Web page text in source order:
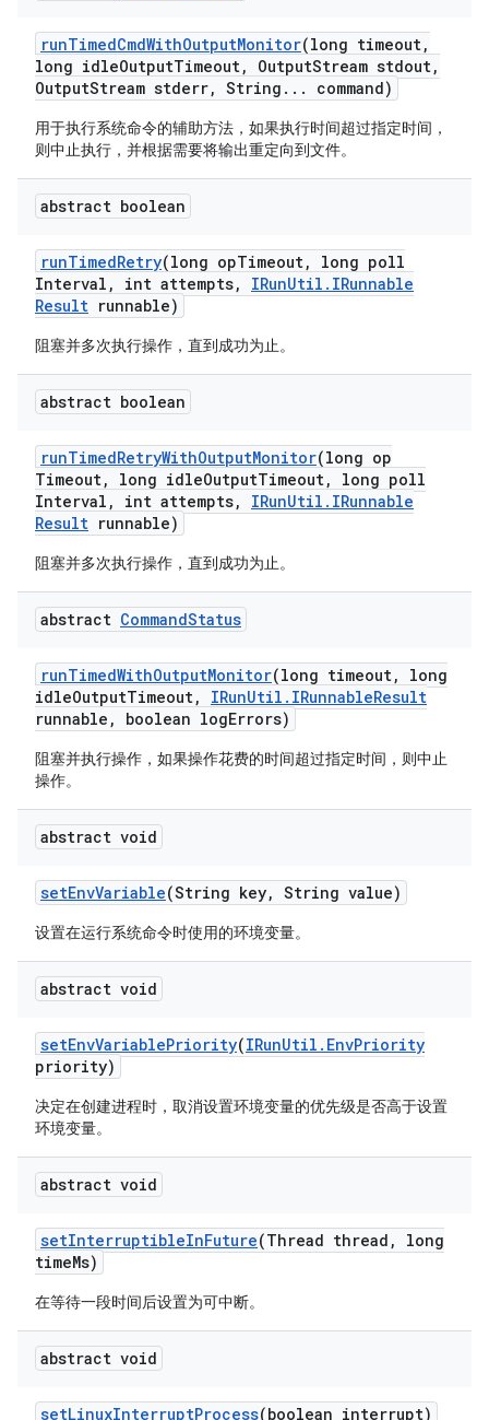
runTimedCmdWithOutputMonitor(long timeout,
long idleOutputTimeout, OutputStream stdout,
OutputStream stderr, String . . . command)
用于执行系统命令的辅助方法，如果执行时间超过指定时间，
则中止执行，并根据需要将输出重定向到文件。
abstract boolean
runTimedRetry(long opTimeout,
long poll
Interval , int attempts, IRunUtil . IRunnable
Result runnable)
阻塞并多次执行操作，直到成功为止。
abstract boolean
runTimedRetryWithOutputMonitor(long op
Timeout, long idleOutputTimeout,
long poll
Interval , int attempts, IRunUtil . IRunnable
Result runnable)
阻塞并多次执行操作，直到成功为止。
abstract CommandStatus
runTimedWithOutputMonitor(long timeout,
long
idleOutputTimeout, IRunUtil . IRunnableResult
runnable , boolean logErrors)
阻塞并执行操作，如果操作花费的时间超过指定时间，则中止
操作。
abstract void
setEnvVariable(String key, String value)
设置在运行系统命令时使用的环境变量。
abstract void
setEnvVariablePriority(IRunUtil . EnvPriority
priority)
决定在创建进程时，取消设置环境变量的优先级是否高于设置
环境变量。
abstract void
setInterruptibleInFuture(Thread thread ,
long
timeMs)
在等待一段时间后设置为可中断。
abstract void
setLinuxInterruptProcess(boolean interrupt)